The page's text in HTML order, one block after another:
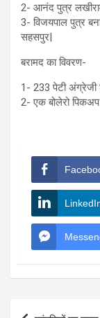
2- आनंद पुत्र लखीराम
3- विजयपाल पुत्र
सहसपुर|
बरामद का विवरण-
1- 233 पेटी अंग्रेजी
2- एक बोलेरो पिकअप
Post